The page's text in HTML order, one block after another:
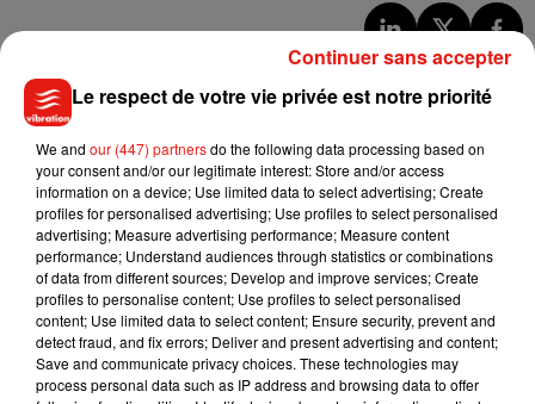
7 août 2026
Julien Lieb s’essaye à la vie de chatelain
dans son nouveau clip
7 août 2026
Madonna sort enfin le remix de « Love
Sensation » avec Kylie Minogue
Le respect de votre vie privée est notre priorité
We and our (447) partnersdo the following data processing based on
your consent and/or our legitimate interest: Store and/or access
information on a device; Use limited data to select advertising; Create
profiles for personalised advertising; Use profiles to select personalised
advertising; Measure advertising performance; Measure content
performance; Understand audiences through statistics or combinations
of data from different sources; Develop and improve services; Create
profiles to personalise content; Use profiles to select personalised
content; Use limited data to select content; Ensure security, prevent and
detect fraud, and fix errors; Deliver and present advertising and content;
Save and communicate privacy choices. These technologies may
process personal data such as IP address and browsing data to offer
Continuer sans accepter